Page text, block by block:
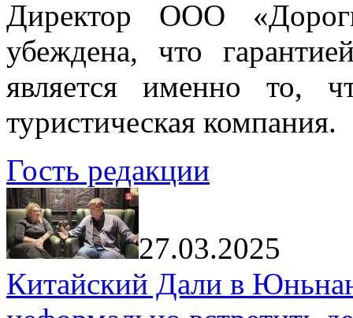
Директор ООО
убеждена, что
является именно то,
туристическая компания.
Гость редакции
27.03.2025
Китайский Дали в